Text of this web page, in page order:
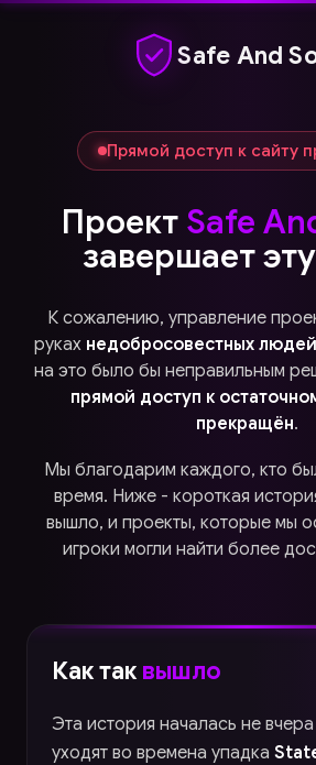
Safe And
Прямой доступ к сайту
Проект Safe
завершает
К сожалению, управление
руках недобросовестных людей
на это было бы неправильным
прямой доступ к
прекращён.
Мы благодарим каждого, кто
время. Ниже - короткая
вышло, и проекты, которые мы
игроки могли найти более
Как так вышло
Эта история началась не
уходят во времена упадка